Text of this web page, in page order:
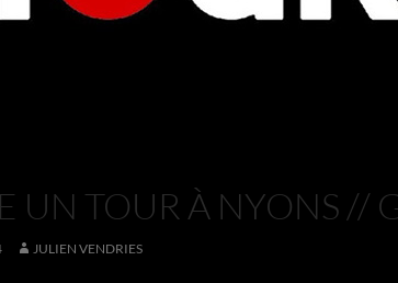
UN TOUR À NYONS //
JULIEN VENDRIES